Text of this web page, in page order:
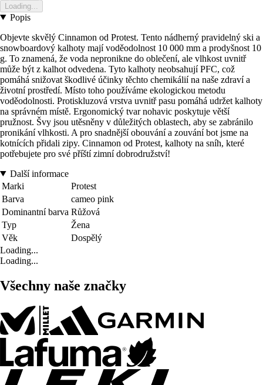
Loading...
Popis
Objevte skvělý Cinnamon od Protest. Tento nádherný pravidelný ski a
snowboardový kalhoty mají voděodolnost 10 000 mm a prodyšnost 10
g. To znamená, že voda nepronikne do oblečení, ale vlhkost uvnitř
může být z kalhot odvedena. Tyto kalhoty neobsahují PFC, což
pomáhá snižovat škodlivé účinky těchto chemikálií na naše zdraví a
životní prostředí. Místo toho používáme ekologickou metodu
voděodolnosti. Protiskluzová vrstva uvnitř pasu pomáhá udržet kalhoty
na správném místě. Ergonomický tvar nohavic poskytuje větší
pružnost. Švy jsou utěsněny v důležitých oblastech, aby se zabránilo
pronikání vlhkosti. A pro snadnější obouvání a zouvání bot jsme na
kotnících přidali zipy. Cinnamon od Protest, kalhoty na sníh, které
potřebujete pro své příští zimní dobrodružství!
Další informace
Marki
Protest
Barva
cameo pink
Dominantní barva Růžová
Typ
Žena
Věk
Dospělý
Loading...
Loading...
Všechny naše značky